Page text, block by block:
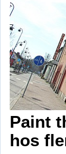
Paint
hos